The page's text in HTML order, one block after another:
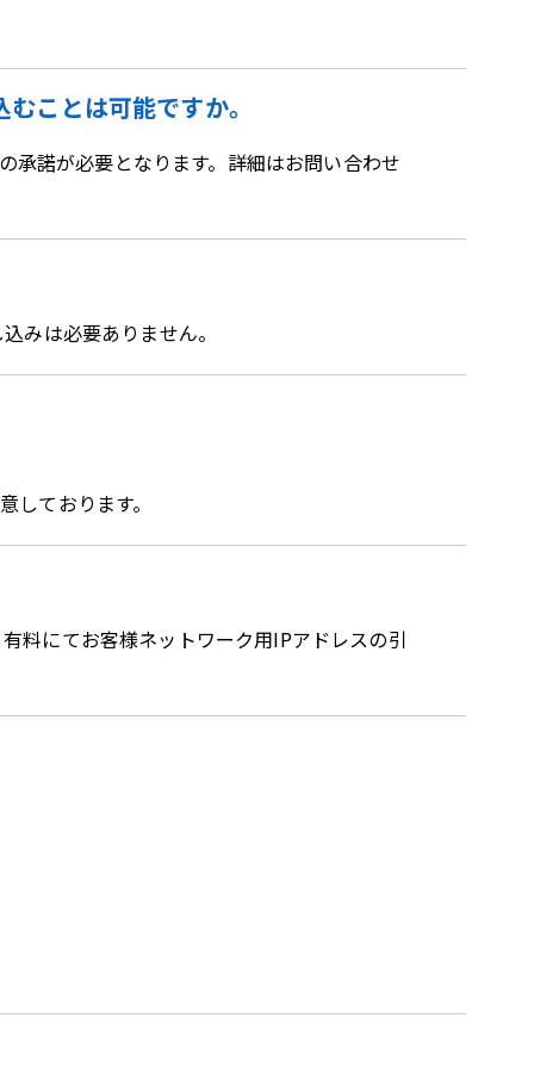
ことは可能ですか。
承諾が必要となります。詳細はお問い合わせ
みは必要ありません。
ております。
料にてお客様ネットワーク用IPアドレスの引